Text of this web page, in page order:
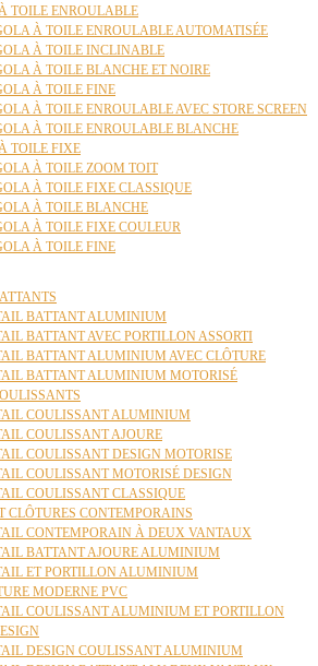
TOILE ENROULABLE
À TOILE ENROULABLE AUTOMATISÉE
À TOILE INCLINABLE
À TOILE BLANCHE ET NOIRE
À TOILE FINE
À TOILE ENROULABLE AVEC STORE SCREEN
À TOILE ENROULABLE BLANCHE
TOILE FIXE
À TOILE ZOOM TOIT
À TOILE FIXE CLASSIQUE
À TOILE BLANCHE
À TOILE FIXE COULEUR
À TOILE FINE
BATTANT ALUMINIUM
BATTANT AVEC PORTILLON ASSORTI
BATTANT ALUMINIUM AVEC CLÔTURE
BATTANT ALUMINIUM MOTORISÉ
COULISSANT ALUMINIUM
COULISSANT AJOURE
COULISSANT DESIGN MOTORISE
COULISSANT MOTORISÉ DESIGN
COULISSANT CLASSIQUE
CLÔTURES CONTEMPORAINS
CONTEMPORAIN À DEUX VANTAUX
BATTANT AJOURE ALUMINIUM
ET PORTILLON ALUMINIUM
MODERNE PVC
COULISSANT ALUMINIUM ET PORTILLON
DESIGN COULISSANT ALUMINIUM